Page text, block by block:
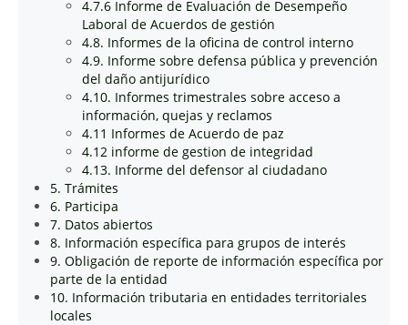
4.7.6 Informe de Evaluación de Desempeño
Laboral de Acuerdos de gestión
4.8. Informes de la oficina de control interno
4.9. Informe sobre defensa pública y prevención
del daño antijurídico
4.10. Informes trimestrales sobre acceso a
información, quejas y reclamos
4.11 Informes de Acuerdo de paz
4.12 informe de gestion de integridad
4.13. Informe del defensor al ciudadano
5. Trámites
6. Participa
7. Datos abiertos
8. Información específica para grupos de interés
9. Obligación de reporte de información específica por
parte de la entidad
10. Información tributaria en entidades territoriales
locales